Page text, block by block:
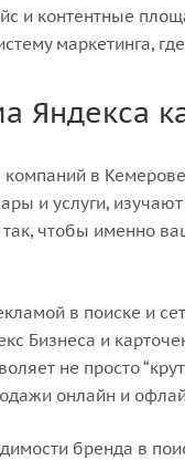
и контентные
маркетинга,
Яндекса
в
и услуги,
так, чтобы именно
в поиске и
Бизнеса и
не просто
онлайн и
бренда в